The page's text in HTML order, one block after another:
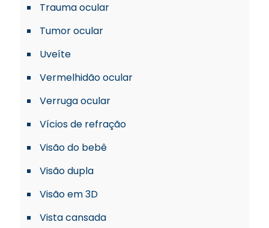
Trauma ocular
Tumor ocular
Uveíte
Vermelhidão ocular
Verruga ocular
Vícios de refração
Visão do bebê
Visão dupla
Visão em 3D
Vista cansada